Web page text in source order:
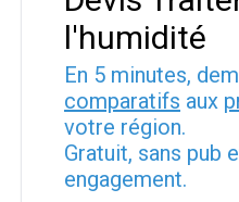
l'humidité
En 5 minutes,
comparatifs aux
votre région.
Gratuit, sans pub
engagement.